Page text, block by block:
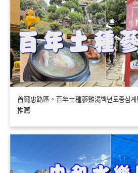
首爾忠路區。百年土種蔘雞湯백년토종삼
推薦